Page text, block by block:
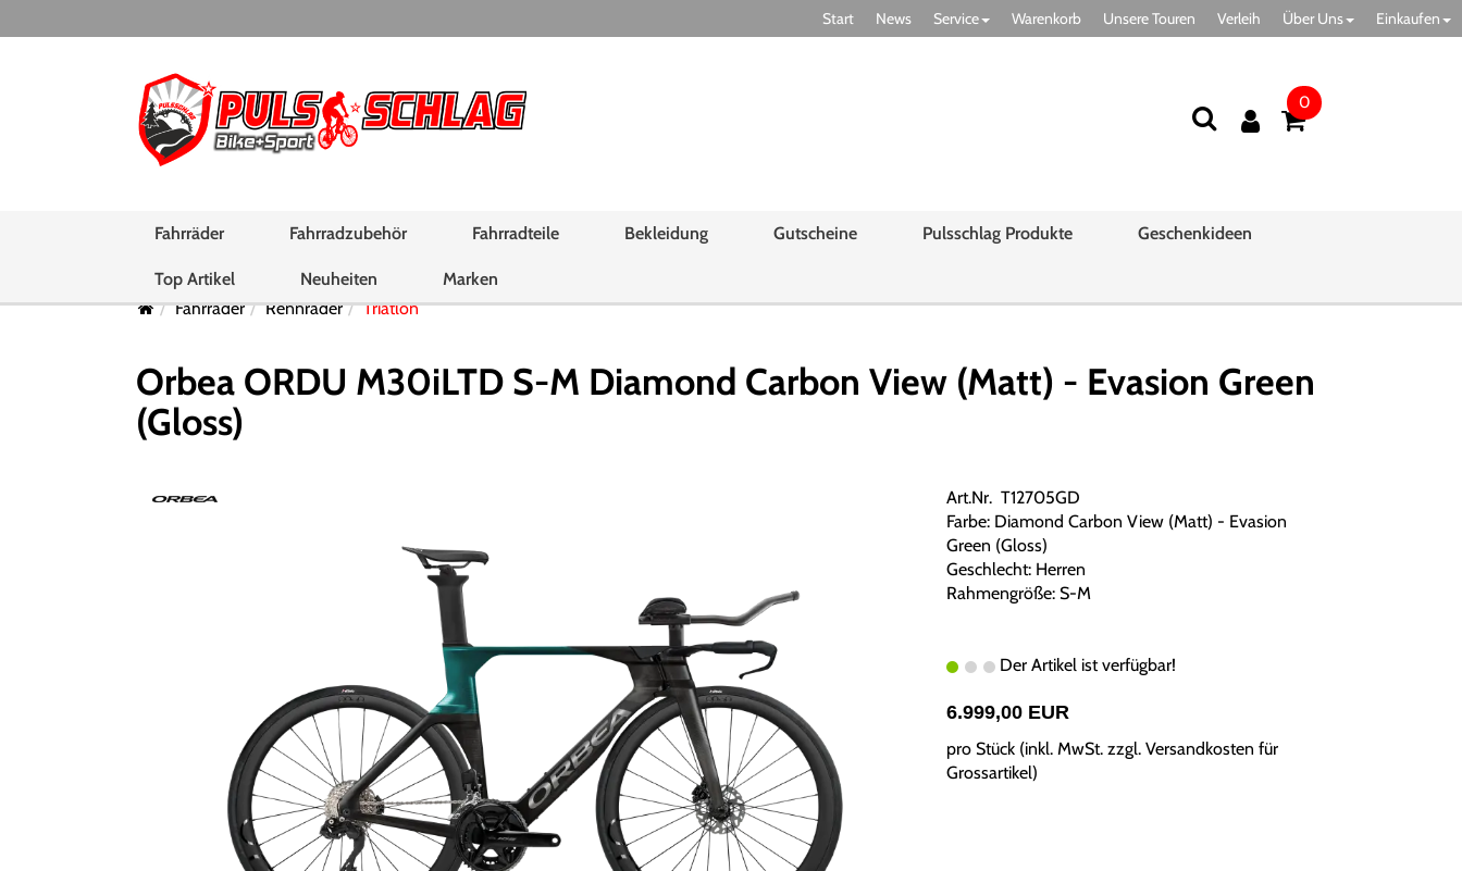
Start News Service Warenkorb Unsere Touren Verleih Über Uns Einkaufen
0
Fahrräder Fahrradzubehör Fahrradteile Bekleidung Gutscheine Pulsschlag Produkte Geschenkideen
Top Artikel Neuheiten
Marken
Fahrräder
Rennräder Triatlon
Orbea ORDU M30iLTD S-M Diamond Carbon View (Matt) - Evasion Green
(Gloss)
Art.Nr. T12705GD
Farbe: Diamond Carbon View (Matt) - Evasion
Green (Gloss)
Geschlecht: Herren
Rahmengröße: S-M
Der Artikel ist verfügbar!
6.999,00 EUR
pro Stück (inkl. MwSt. zzgl. Versandkosten für
Grossartikel)